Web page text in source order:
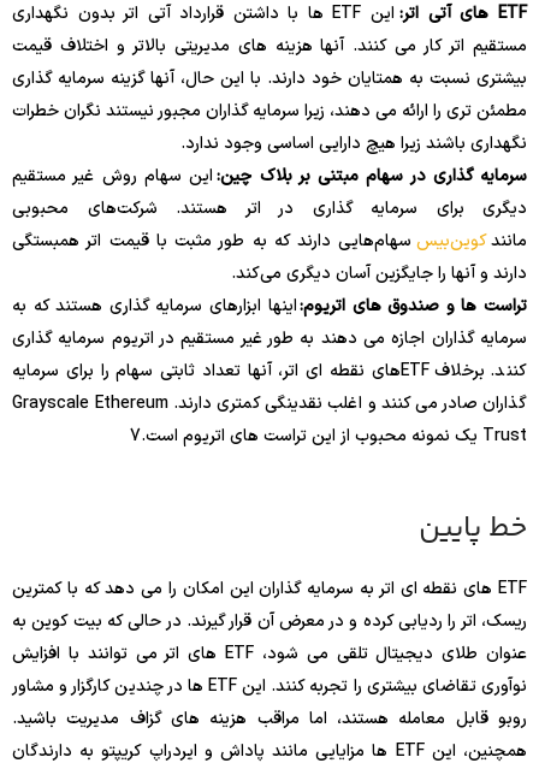
ETF های آتی اتر:
این ETF ها با داشتن قرارداد آتی اتر بدون نگهداری
مستقیم اتر کار می کنند. آنها هزینه های مدیریتی بالاتر و اختلاف قیمت
بیشتری نسبت به همتایان خود دارند. با این حال، آنها گزینه سرمایه گذاری
مطمئن تری را ارائه می دهند، زیرا سرمایه گذاران مجبور نیستند نگران خطرات
نگهداری باشند زیرا هیچ دارایی اساسی وجود ندارد.
سرمایه گذاری در سهام مبتنی بر بلاک چین:این سهام روش غیر مستقیم
دیگری برای سرمایه گذاری در اتر هستند. شرکت‌های محبوبی
مانندکوین‌بیس سهام‌هایی دارند که به طور مثبت با قیمت اتر همبستگی
دارند و آنها را جایگزین آسان دیگری می‌کند.
تراست ها و صندوق های اتریوم:اینها ابزارهای سرمایه گذاری هستند که به
سرمایه گذاران اجازه می دهند به طور غیر مستقیم در اتریوم سرمایه گذاری
کنند. برخلاف ETFهای نقطه ای اتر، آنها تعداد ثابتی سهام را برای سرمایه
گذاران صادر می کنند و اغلب نقدینگی کمتری دارند. Grayscale Ethereum
Trust یک نمونه محبوب از این تراست های اتریوم است.
7
خط پایین
ETF های نقطه ای اتر به سرمایه گذاران این امکان را می دهد که با کمترین
ریسک، اتر را ردیابی کرده و در معرض آن قرار گیرند. در حالی که بیت کوین به
عنوان طلای دیجیتال تلقی می شود، ETF های اتر می توانند با افزایش
نوآوری تقاضای بیشتری را تجربه کنند. این ETF ها در چندین کارگزار و مشاور
روبو قابل معامله هستند، اما مراقب هزینه های گزاف مدیریت باشید.
همچنین، این ETF ها مزایایی مانند پاداش و ایردراپ کریپتو به دارندگان